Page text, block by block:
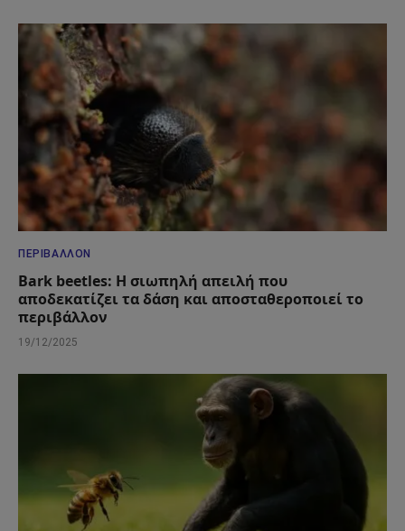
ΠΕΡΙΒΆΛΛΟΝ
Bark beetles: Η σιωπηλή απειλή που
αποδεκατίζει τα δάση και αποσταθεροποιεί το
περιβάλλον
19/12/2025